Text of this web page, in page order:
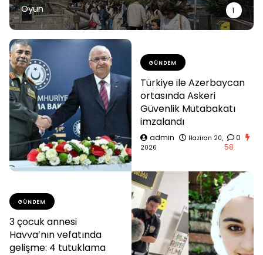
Oyun 1
GÜNDEM
Türkiye ile Azerbaycan
ortasında Askeri
Güvenlik Mutabakatı
imzalandı
admin
Haziran 20,
2026
0
58
GÜNDEM
3 çocuk annesi
Havva’nın vefatında
gelişme: 4 tutuklama